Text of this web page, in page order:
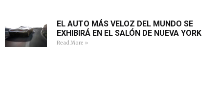
EL AUTO MÁS VELOZ DEL MUNDO SE
EXHIBIRÁ EN EL SALÓN DE NUEVA YORK
Read More »